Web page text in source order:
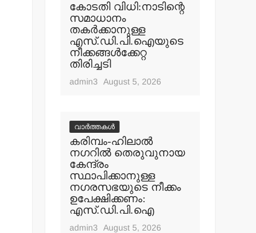
കോടതി വിധി:നാടിന്റെ
സമാധാനം
തകര്‍ക്കാനുള്ള
എസ്.ഡി.പി.ഐയുടെ
നീക്കങ്ങള്‍ക്കേറ്റ
തിരിച്ചടി
admin3 August 5, 2026
വാർത്തകൾ
കരിമ്പം-ഹിലാല്‍
നഗറില്‍ തെരുവുനായ
കേന്ദ്രം
സ്ഥാപിക്കാനുള്ള
നഗരസഭയുടെ നീക്കം
ഉപേക്ഷിക്കണം:
എസ്.ഡി.പി.ഐ
admin3 August 5, 2026